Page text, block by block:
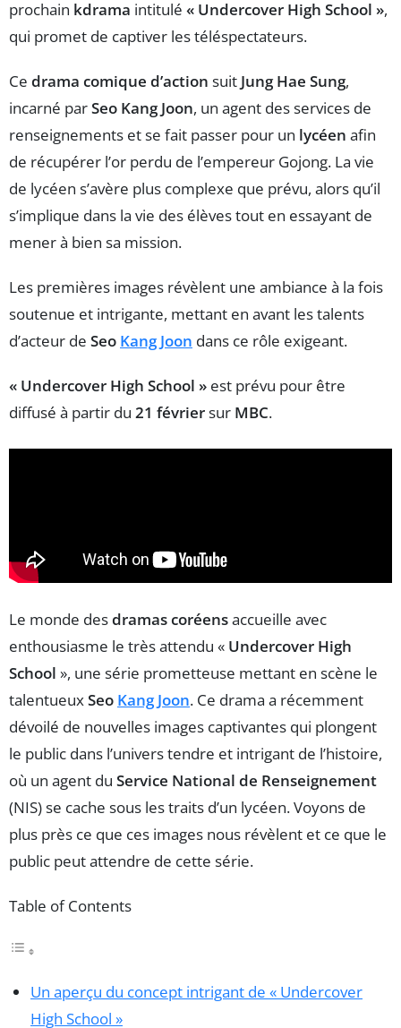
prochain kdrama intitulé « Undercover High School »,
qui promet de captiver les téléspectateurs.
Ce drama comique d’action suit Jung Hae Sung,
incarné parSeo Kang Joon, un agent des services de
renseignements et se fait passer pour un lycéen afin
de récupérer l’or perdu de l’empereur Gojong. La vie
de lycéen s’avère plus complexe que prévu, alors qu’il
s’implique dans la vie des élèves tout en essayant de
mener à bien sa mission.
Les premières images révèlent une ambiance à la fois
soutenue et intrigante, mettant en avant les talents
d’acteur de Seo Kang Joon dans ce rôle exigeant.
« Undercover High School » est prévu pour être
diffusé à partir du 21 févriersur MBC.
Le monde desdramas coréensaccueille avec
enthousiasme le très attendu « Undercover High
School », une série prometteuse mettant en scène le
talentueuxSeo Kang Joon. Ce drama a récemment
dévoilé de nouvelles images captivantes qui plongent
le public dans l’univers tendre et intrigant de l’histoire,
où un agent du Service National de Renseignement
(NIS) se cache sous les traits d’un lycéen. Voyons de
plus près ce que ces images nous révèlent et ce que le
public peut attendre de cette série.
Table of Contents
Un aperçu du concept intrigant de « Undercover
High School »